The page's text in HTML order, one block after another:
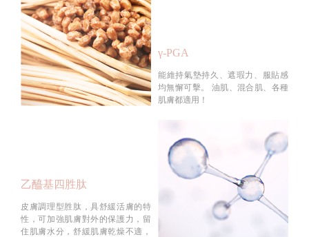
γ-PGA
能維持氣墊持久、遮瑕力、服貼感
均無懈可擊。 油肌、混合肌、各種
肌膚都適用！
乙醯基四胜肽
皮膚調理型胜肽，具舒緩活膚的特
性，可加強肌膚對外的保護力，留
住肌膚水分，舒緩肌膚乾燥不適，